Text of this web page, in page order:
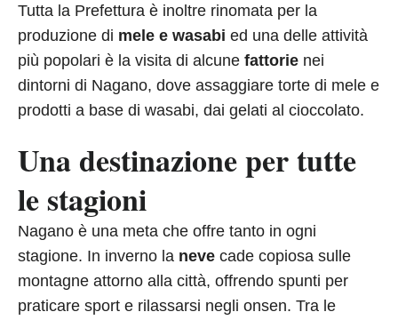
Tutta la Prefettura è inoltre rinomata per la
produzione di mele e wasabi ed una delle attività
più popolari è la visita di alcune fattorie nei
dintorni di Nagano, dove assaggiare torte di mele e
prodotti a base di wasabi, dai gelati al cioccolato.
Una destinazione per tutte
le stagioni
Nagano è una meta che offre tanto in ogni
stagione. In inverno la neve cade copiosa sulle
montagne attorno alla città, offrendo spunti per
praticare sport e rilassarsi negli onsen. Tra le